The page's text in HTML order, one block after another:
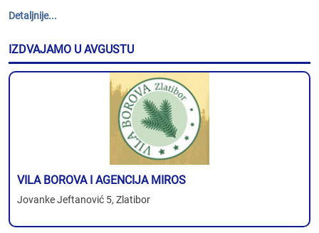
Detaljnije...
IZDVAJAMO U AVGUSTU
VILA BOROVA I AGENCIJA MIROS
Jovanke Jeftanović 5, Zlatibor